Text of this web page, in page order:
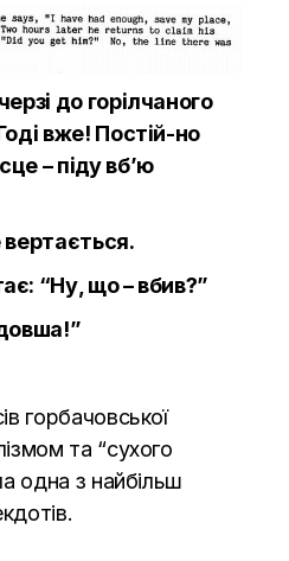
до горілчаного
вже! Постій-но
– піду вб’ю
вертається.
“Ну, що – вбив?”
горбачовської
та “сухого
одна з найбільш